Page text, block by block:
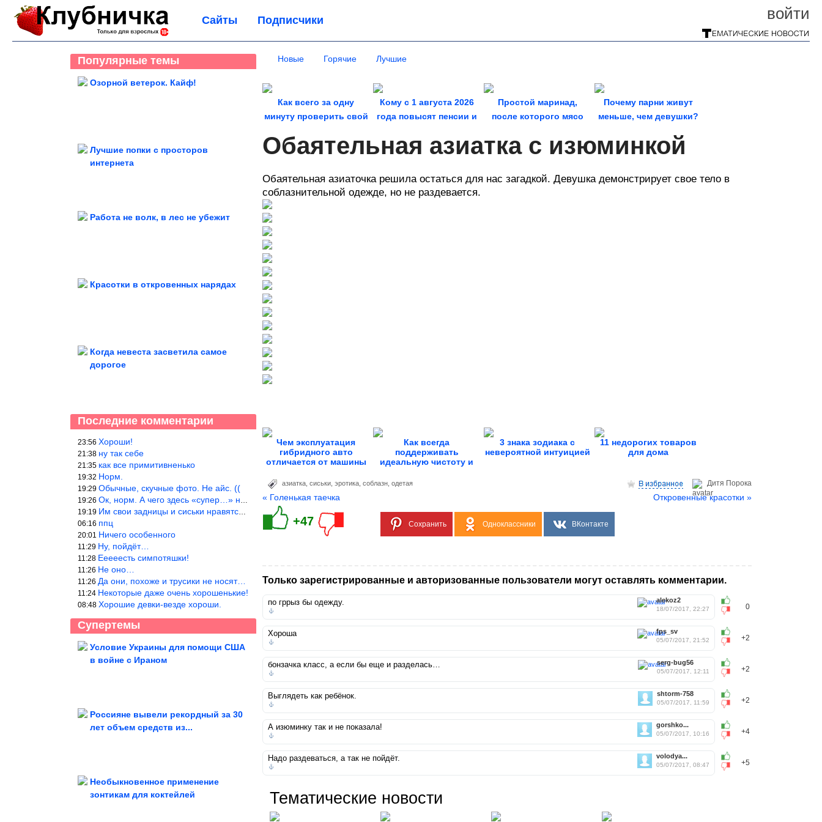
войти
Сайты Подписчики
Популярные темы
Озорной ветерок. Кайф!
Лучшие попки с просторов
интернета
Работа не волк, в лес не убежит
Красотки в откровенных нарядах
Когда невеста засветила самое
дорогое
Последние комментарии
23:56 Хороши!
21:38 ну так себе
21:35 как все примитивненько
19:32 Норм.
19:29 Обычные, скучные фото. Не айс. ((
19:26 Ок, норм. А чего здесь «супер…» не понятно.
19:19 Им свои задницы и сиськи нравятся больше, чем нам, мужикам?
06:16 ппц
20:01 Ничего особенного
11:29 Ну, пойдёт…
11:28 Ееееесть симпотяшки!
11:26 Не оно…
11:26 Да они, похоже и трусики не носят…
11:24 Некоторые даже очень хорошенькие!
08:48 Хорошие девки-везде хороши.
Супертемы
Условие Украины для помощи США
в войне с Ираном
Незабываемые тревел-впечатления
Россияне вывели рекордный за 30
лет объем средств из...
Необыкновенное применение
зонтикам для коктейлей
Новые Горячие Лучшие
Как всего за одну
минуту проверить свой
Кому с 1 августа 2026
года повысят пенсии и
Простой маринад,
после которого мясо
Почему парни живут
меньше, чем девушки?
Обаятельная азиатка с изюминкой
Обаятельная азиаточка решила остаться для нас загадкой. Девушка демонстрирует свое тело в
соблазнительной одежде, но не раздевается.
Чем эксплуатация
гибридного авто
отличается от машины
Как всегда
поддерживать
идеальную чистоту и
3 знака зодиака с
невероятной интуицией
11 недорогих товаров
для дома
Дитя Пoрока
азиатка сиськи эротика соблазн одетая
« Голенькая таечка Откровенные красотки »
+47 Сохранить Одноклассники ВКонтакте
Только зарегистрированные и авторизованные пользователи могут оставлять комментарии.
0
alekoz2
18/07/2017, 22:27
по гррыз бы одежду.
+2
fps_sv
05/07/2017, 21:52
Хороша
+2
serg-bug56
05/07/2017, 12:11
бонзачка класс, а если бы еще и разделась…
+2
shtorm-758
05/07/2017, 11:59
Выглядеть как ребёнок.
+4
gorshko...
05/07/2017, 10:16
А изюминку так и не показала!
+5
volodya...
05/07/2017, 08:47
Надо раздеваться, а так не пойдёт.
Тематические новости